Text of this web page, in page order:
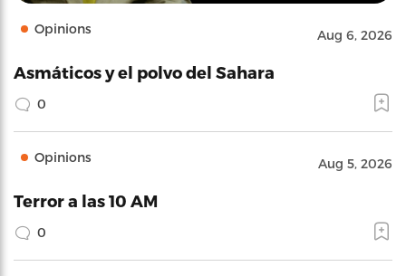
Opinions Aug 6, 2026
Asmáticos y el polvo del Sahara
0
Opinions Aug 5, 2026
Terror a las 10 AM
0